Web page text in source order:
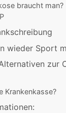
braucht man?
wieder Sport
zur
Krankenkasse?